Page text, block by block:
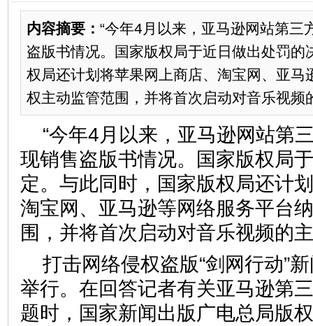
内容摘要： “今年4月以来，亚马逊网站第三
盗版书情况。国家版权局于近日做出处罚的
权局还计划将苹果网上商店、淘宝网、亚马
权主动监管范围，并将首次启动对音乐视频
“今年4月以来，亚马逊网站第
现销售盗版书情况。国家版权局
定。与此同时，国家版权局还计
淘宝网、亚马逊等网络服务平台
围，并将首次启动对音乐视频的
打击网络侵权盗版“剑网行动”
举行。在回答记者有关亚马逊第
题时，国家新闻出版广电总局版